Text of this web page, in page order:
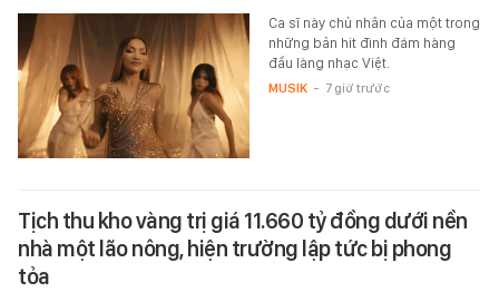
Ca sĩ này chủ nhân của một trong
những bản hit đình đám hàng
đầu làng nhạc Việt.
MUSIK - 7 giờ trước
Tịch thu kho vàng trị giá 11.660 tỷ đồng dưới nền
nhà một lão nông, hiện trường lập tức bị phong
tỏa